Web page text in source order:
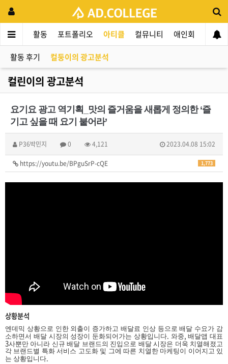
리지 활동 포트폴리오 아티클 컬뮤니티 애인회 신입
활동 후기 컬둥이의 광고분석
컬린이의 광고분석
요기요 광고 역기획_맛의 즐거움을 새롭게 정의한 ‘즐
기고 싶을 때 요기 붙어라’
P36박민지 0 4,121 2023.04.08 15:02
1,773
https://youtu.be/BPguSrP-cQE
상황분석
엔데믹 상황으로 인한 외출이 증가하고 배달료 인상 등으로 배달 수요가 감
소하면서 배달 시장의 성장이 둔화되어가는 상황입니다. 와중,배달앱 대표
3사뿐만 아니라 신규 배달 브랜드의 진입으로 배달 시장은 더욱 치열해졌고
각 브랜드별 특화 서비스 고도화 및 그에 따른 치열한 마케팅이 이어지고 있
는 상황입니다.